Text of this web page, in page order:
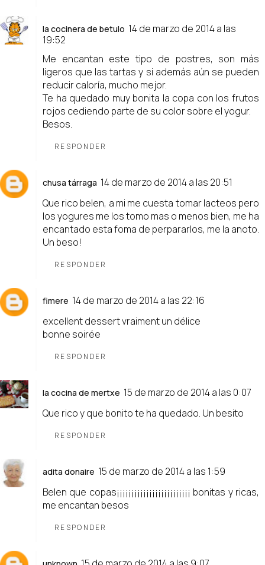
la cocinera de betulo 14 de marzo de 2014 a las
19:52
Me encantan este tipo de postres, son más
ligeros que las tartas y si además aún se pueden
reducir caloría, mucho mejor.
Te ha quedado muy bonita la copa con los frutos
rojos cediendo parte de su color sobre el yogur.
Besos.
RESPONDER
chusa tárraga 14 de marzo de 2014 a las 20:51
Que rico belen, a mi me cuesta tomar lacteos pero
los yogures me los tomo mas o menos bien, me ha
encantado esta foma de perpararlos, me la anoto.
Un beso!
RESPONDER
fimere 14 de marzo de 2014 a las 22:16
excellent dessert vraiment un délice
bonne soirée
RESPONDER
la cocina de mertxe 15 de marzo de 2014 a las 0:07
Que rico y que bonito te ha quedado. Un besito
RESPONDER
adita donaire 15 de marzo de 2014 a las 1:59
Belen que copas¡¡¡¡¡¡¡¡¡¡¡¡¡¡¡¡¡¡¡¡¡¡¡¡¡ bonitas y ricas,
me encantan besos
RESPONDER